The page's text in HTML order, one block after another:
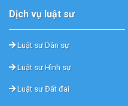
Dịch vụ luật sư
Luật sư Dân sự
Luật sư Hình sự
Luật sư Đất đai